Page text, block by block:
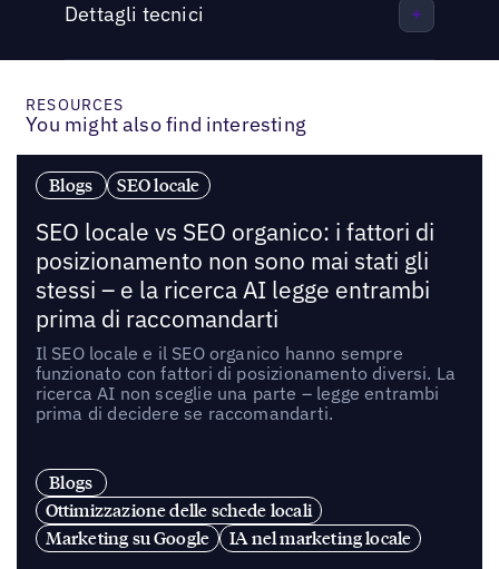
Dettagli tecnici
RESOURCES
You might also find interesting
Blogs SEO locale
SEO locale vs SEO organico: i fattori di
posizionamento non sono mai stati gli
stessi – e la ricerca AI legge entrambi
prima di raccomandarti
Il SEO locale e il SEO organico hanno sempre
funzionato con fattori di posizionamento diversi. La
ricerca AI non sceglie una parte – legge entrambi
prima di decidere se raccomandarti.
Blogs
Ottimizzazione delle schede locali
Marketing su Google
IA nel marketing locale